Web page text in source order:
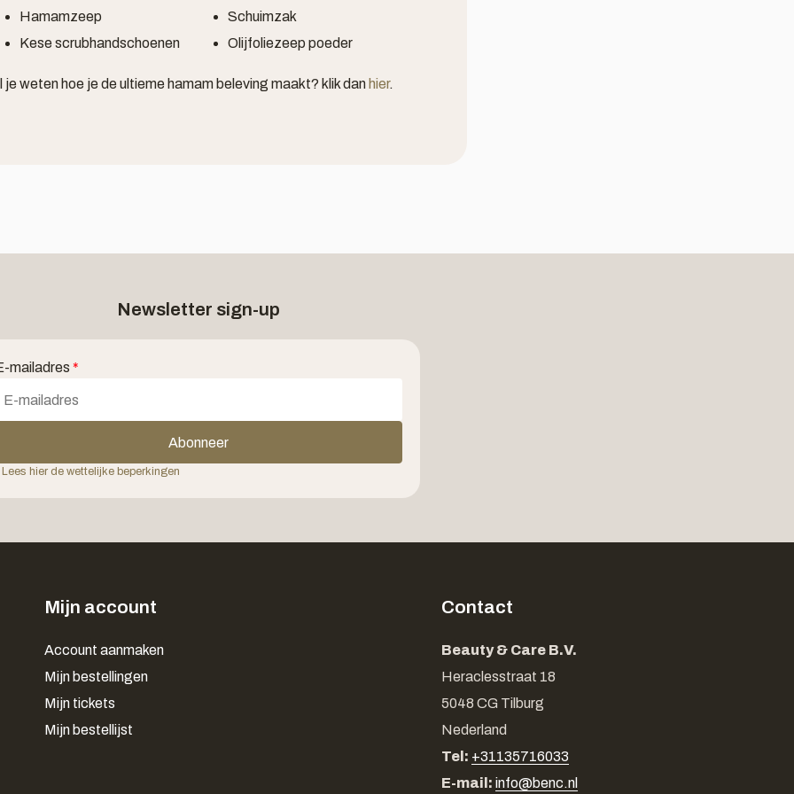
Hamamzeep
Kese scrubhandschoenen
Schuimzak
Olijfoliezeep poeder
je weten hoe je de ultieme hamam beleving maakt? klik dan hier.
Newsletter sign-up
mailadres *
Abonneer
Lees hier de wettelijke beperkingen
Mijn account
Account aanmaken
Mijn bestellingen
Mijn tickets
Mijn bestellijst
Contact
Beauty & Care B.V.
Heraclesstraat 18
5048 CG Tilburg
Nederland
Tel: +31135716033
E-mail: info@benc.nl